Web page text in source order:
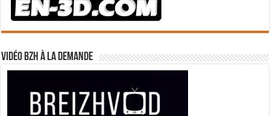
Vidéo BZH à la demande